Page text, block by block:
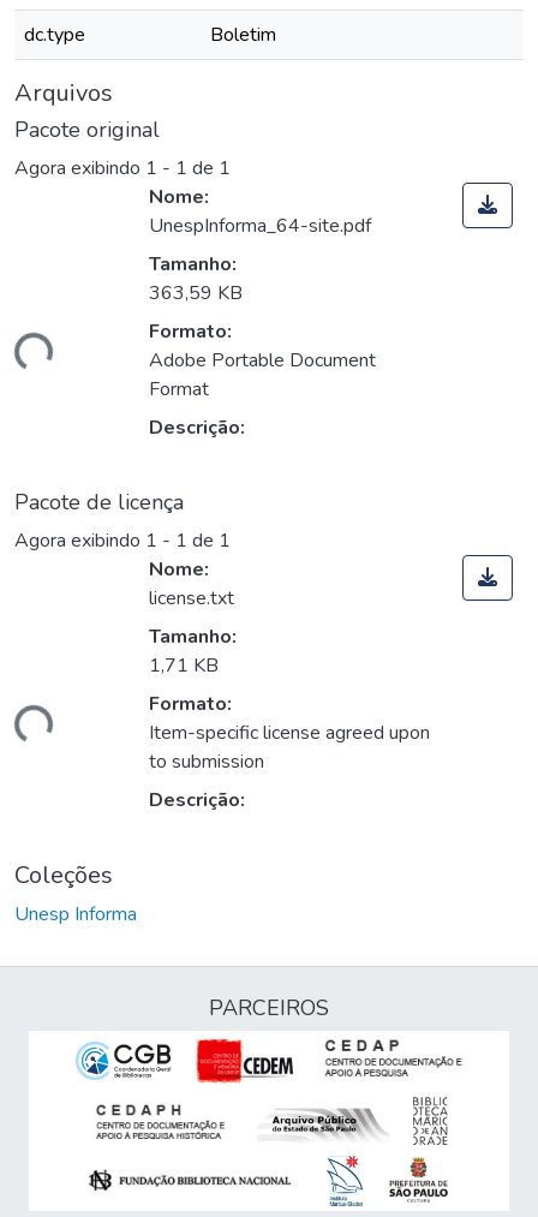
dc.type
Boletim
Arquivos
Pacote original
Agora exibindo 1 - 1 de 1
Nome:
UnespInforma_64-site.pdf
Tamanho:
363,59 KB
Formato:
Adobe Portable Document
Format
Descrição:
Pacote de licença
Agora exibindo 1 - 1 de 1
Nome:
license.txt
Tamanho:
1,71 KB
Formato:
Item-specific license agreed upon
to submission
Descrição:
Coleções
Unesp Informa
PARCEIROS